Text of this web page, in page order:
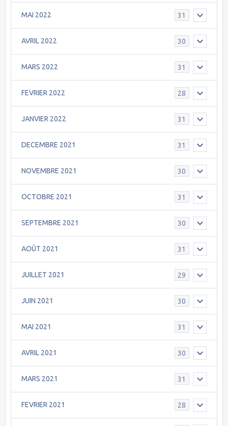
MAI 2022 31
AVRIL 2022 30
MARS 2022 31
FEVRIER 2022 28
JANVIER 2022 31
DECEMBRE 2021 31
NOVEMBRE 2021 30
OCTOBRE 2021 31
SEPTEMBRE 2021 30
AOÛT 2021 31
JUILLET 2021 29
JUIN 2021 30
MAI 2021 31
AVRIL 2021 30
MARS 2021 31
FEVRIER 2021 28